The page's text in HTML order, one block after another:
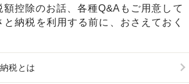
額控除のお話、各種Q&Aもご用意して
納税を利用する前に、おさえておく
税とは